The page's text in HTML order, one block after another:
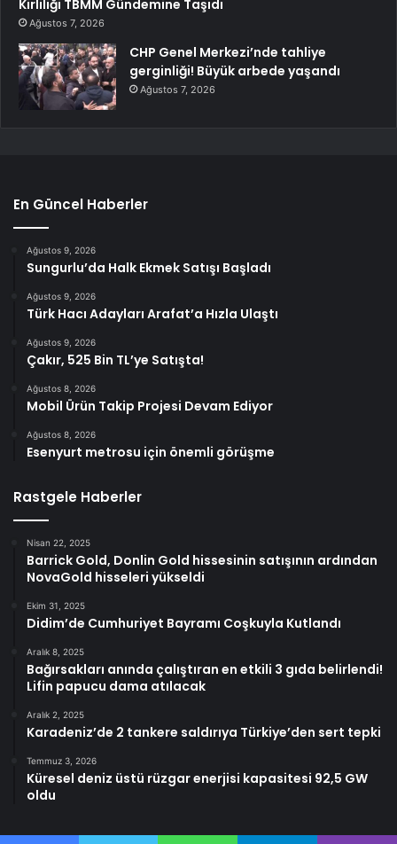
Kirliliği TBMM Gündemine Taşıdı
Ağustos 7, 2026
CHP Genel Merkezi’nde tahliye
gerginliği! Büyük arbede yaşandı
Ağustos 7, 2026
En Güncel Haberler
Ağustos 9, 2026
Sungurlu’da Halk Ekmek Satışı Başladı
Ağustos 9, 2026
Türk Hacı Adayları Arafat’a Hızla Ulaştı
Ağustos 9, 2026
Çakır, 525 Bin TL’ye Satışta!
Ağustos 8, 2026
Mobil Ürün Takip Projesi Devam Ediyor
Ağustos 8, 2026
Esenyurt metrosu için önemli görüşme
Rastgele Haberler
Nisan 22, 2025
Barrick Gold, Donlin Gold hissesinin satışının ardından
NovaGold hisseleri yükseldi
Ekim 31, 2025
Didim’de Cumhuriyet Bayramı Coşkuyla Kutlandı
Aralık 8, 2025
Bağırsakları anında çalıştıran en etkili 3 gıda belirlendi!
Lifin papucu dama atılacak
Aralık 2, 2025
Karadeniz’de 2 tankere saldırıya Türkiye’den sert tepki
Temmuz 3, 2026
Küresel deniz üstü rüzgar enerjisi kapasitesi 92,5 GW
oldu